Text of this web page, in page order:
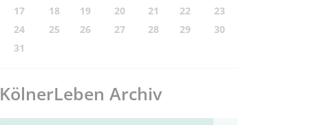
17
18 19 20 21 22
23
24
25 26 27 28 29
30
31
KölnerLeben Archiv